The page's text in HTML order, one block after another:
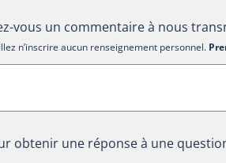
vous un commentaire à nous
n’inscrire aucun renseignement personnel.
obtenir une réponse à une